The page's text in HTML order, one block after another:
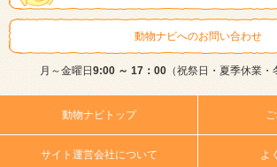
動物ナビへのお問い合わせ
月～金曜日 9:00 ～ 17：00（祝祭日・夏季休業・
動物ナビトップ
サイト運営会社について よ